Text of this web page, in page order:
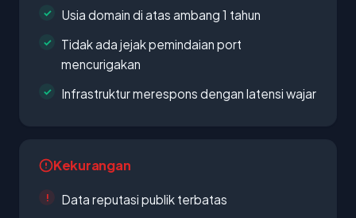
Usia domain di atas ambang 1 tahun
Tidak ada jejak pemindaian port
mencurigakan
Infrastruktur merespons dengan latensi wajar
Kekurangan
Data reputasi publik terbatas